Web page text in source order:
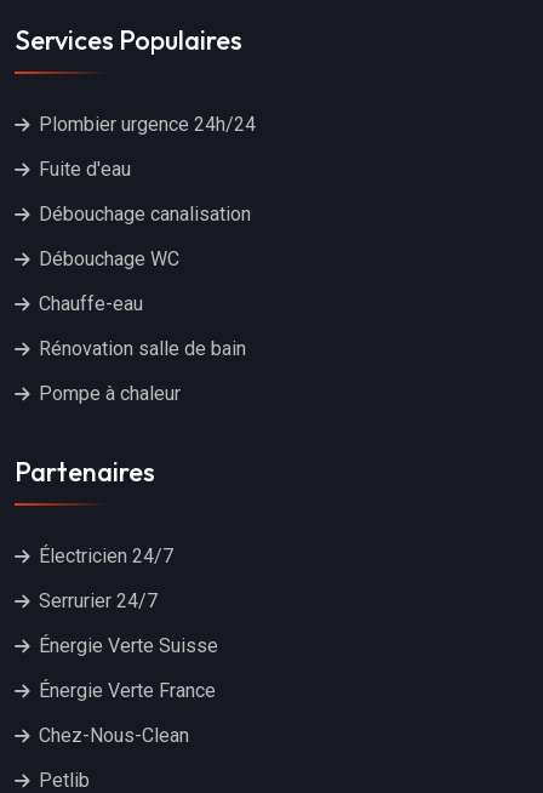
Services Populaires
Plombier urgence 24h/24
Fuite d'eau
Débouchage canalisation
Débouchage WC
Chauffe-eau
Rénovation salle de bain
Pompe à chaleur
Partenaires
Électricien 24/7
Serrurier 24/7
Énergie Verte Suisse
Énergie Verte France
Chez-Nous-Clean
Petlib